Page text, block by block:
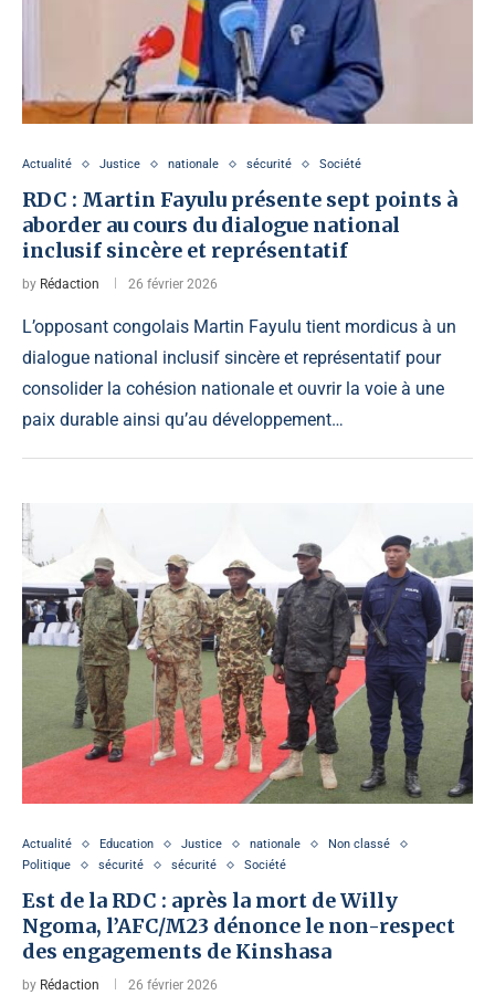
Actualité Justice nationale sécurité Société
RDC : Martin Fayulu présente sept points à
aborder au cours du dialogue national
inclusif sincère et représentatif
by Rédaction 26 février 2026
L’opposant congolais Martin Fayulu tient mordicus à un
dialogue national inclusif sincère et représentatif pour
consolider la cohésion nationale et ouvrir la voie à une
paix durable ainsi qu’au développement…
Actualité Education Justice nationale
Non classé
Politique
sécurité sécurité Société
Est de la RDC : après la mort de Willy
Ngoma, l’AFC/M23 dénonce le non-respect
des engagements de Kinshasa
by Rédaction 26 février 2026